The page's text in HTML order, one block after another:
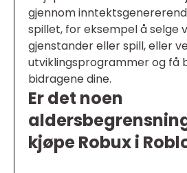
gjennom
spillet, for eksempel å selge
gjenstander eller spill, eller
utviklingsprogrammer og få
bidragene dine.
Er det noen
kjøpe Robux i